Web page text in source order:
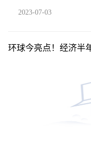
2023-07-03
环球今亮点！经济半